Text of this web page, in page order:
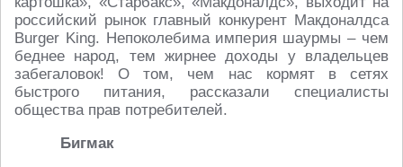
российский рынок главный конкурент Макдоналдса
Burger King. Непоколебима империя шаурмы – чем
беднее народ, тем жирнее доходы у владельцев
забегаловок! О том, чем нас кормят в сетях
быстрого питания, рассказали специалисты
общества прав потребителей.
Бигмак